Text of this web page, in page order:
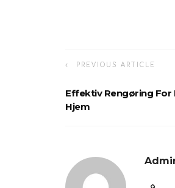
PREVIOUS ARTICLE
Effektiv Rengøring For
Hjem